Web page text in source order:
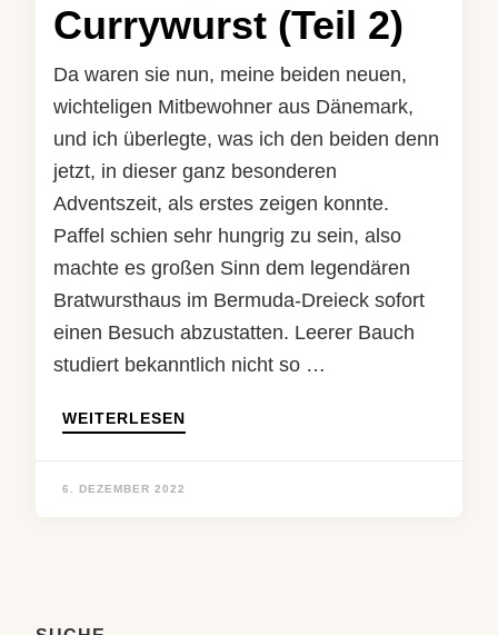
Currywurst (Teil 2)
Da waren sie nun, meine beiden neuen,
wichteligen Mitbewohner aus Dänemark,
und ich überlegte, was ich den beiden denn
jetzt, in dieser ganz besonderen
Adventszeit, als erstes zeigen konnte.
Paffel schien sehr hungrig zu sein, also
machte es großen Sinn dem legendären
Bratwursthaus im Bermuda-Dreieck sofort
einen Besuch abzustatten. Leerer Bauch
studiert bekanntlich nicht so …
WEITERLESEN
6. DEZEMBER 2022